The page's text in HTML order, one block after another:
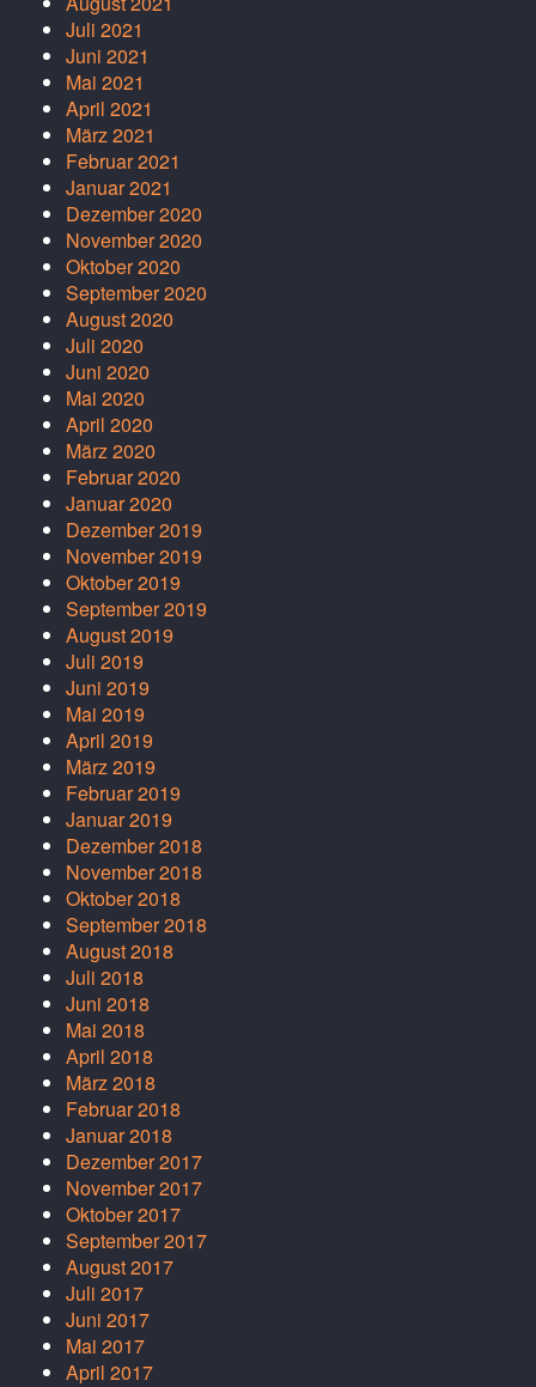
Juli 2021
Juni 2021
Mai 2021
April 2021
März 2021
Februar 2021
Januar 2021
Dezember 2020
November 2020
Oktober 2020
September 2020
August 2020
Juli 2020
Juni 2020
Mai 2020
April 2020
März 2020
Februar 2020
Januar 2020
Dezember 2019
November 2019
Oktober 2019
September 2019
August 2019
Juli 2019
Juni 2019
Mai 2019
April 2019
März 2019
Februar 2019
Januar 2019
Dezember 2018
November 2018
Oktober 2018
September 2018
August 2018
Juli 2018
Juni 2018
Mai 2018
April 2018
März 2018
Februar 2018
Januar 2018
Dezember 2017
November 2017
Oktober 2017
September 2017
August 2017
Juli 2017
Juni 2017
Mai 2017
April 2017